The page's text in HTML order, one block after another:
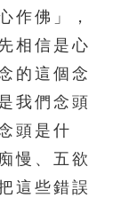
作佛」，
相信是心
的這個念
我們念頭
頭是什
慢、五欲
這些錯誤